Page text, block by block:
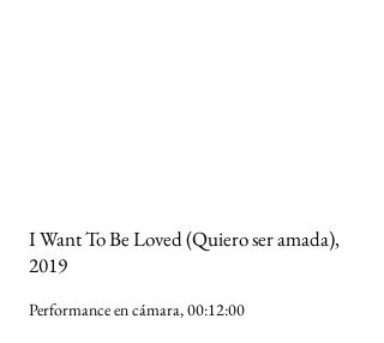
I Want To Be Loved (Quiero ser amada),
2019
Performance en cámara, 00:12:00